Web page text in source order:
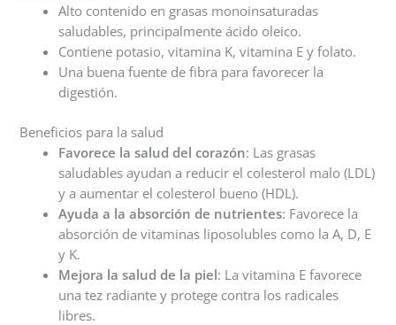
Alto contenido en grasas monoinsaturadas
saludables, principalmente ácido oleico.
Contiene potasio, vitamina K, vitamina E y folato.
Una buena fuente de fibra para favorecer la
digestión.
Beneficios para la salud
Favorece la salud del corazón: Las grasas
saludables ayudan a reducir el colesterol malo (LDL)
y a aumentar el colesterol bueno (HDL).
Ayuda a la absorción de nutrientes: Favorece la
absorción de vitaminas liposolubles como la A, D, E
y K.
Mejora la salud de la piel: La vitamina E favorece
una tez radiante y protege contra los radicales
libres.